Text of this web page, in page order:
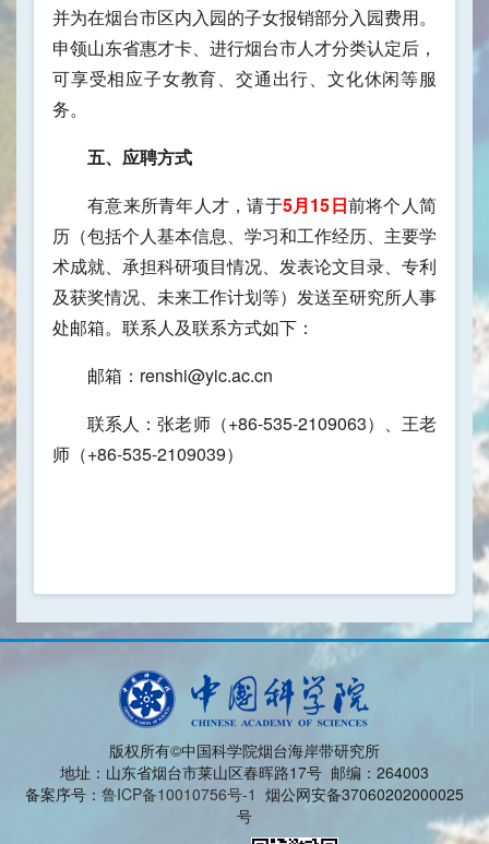
并为在烟台市区内入园的子女报销部分入园费用。
申领山东省惠才卡、进行烟台市人才分类认定后，
可享受相应子女教育、交通出行、文化休闲等服
务。
五、应聘方式
有意来所青年人才，请于5月15日前将个人简
历（包括个人基本信息、学习和工作经历、主要学
术成就、承担科研项目情况、发表论文目录、专利
及获奖情况、未来工作计划等）发送至研究所人事
处邮箱。联系人及联系方式如下：
邮箱：renshi@yic.ac.cn
联系人：张老师（+86-535-2109063）、王老
师（+86-535-2109039）
版权所有©中国科学院烟台海岸带研究所
地址：山东省烟台市莱山区春晖路17号 邮编：264003
备案序号： 鲁ICP备10010756号-1 烟公网安备37060202000025
号